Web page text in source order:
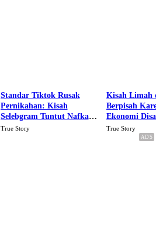
Standar Tiktok Rusak
Pernikahan: Kisah
Selebgram Tuntut Nafkah
Rp.15 Juta Perbulan
True Story
Kisah Limah
Berpisah
Ekonomi
Karena Cinta
True Story